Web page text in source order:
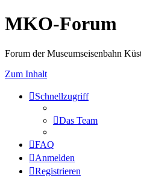
MKO-Forum
Forum der Museumseisenbahn
Zum Inhalt
Schnellzugriff
Das Team
FAQ
Anmelden
Registrieren